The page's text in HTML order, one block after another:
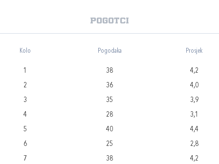
Pogotci
Kolo Pogodaka Prosjek
1 38
4,2
2
36
4,0
3
35
3,9
4
28
3,1
5
40
4,4
6
25
2,8
7
38
4,2